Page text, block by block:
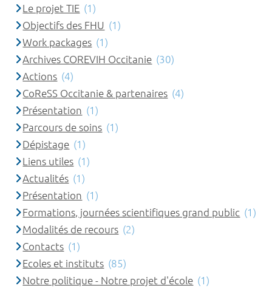
Le projet TIE (1)
Objectifs des FHU (1)
Work packages (1)
Archives COREVIH Occitanie (30)
Actions (4)
CoReSS Occitanie & partenaires (4)
Présentation (1)
Parcours de soins (1)
Dépistage (1)
Liens utiles (1)
Actualités (1)
Présentation (1)
Formations, journées scientifiques grand public (1)
Modalités de recours (2)
Contacts (1)
Ecoles et instituts (85)
Notre politique - Notre projet d'école (1)